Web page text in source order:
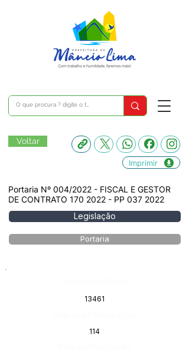
Voltar
Imprimir
Portaria Nº 004/2022 - FISCAL E GESTOR
DE CONTRATO 170 2022 - PP 037 2022
Legislação
Portaria
13461
114